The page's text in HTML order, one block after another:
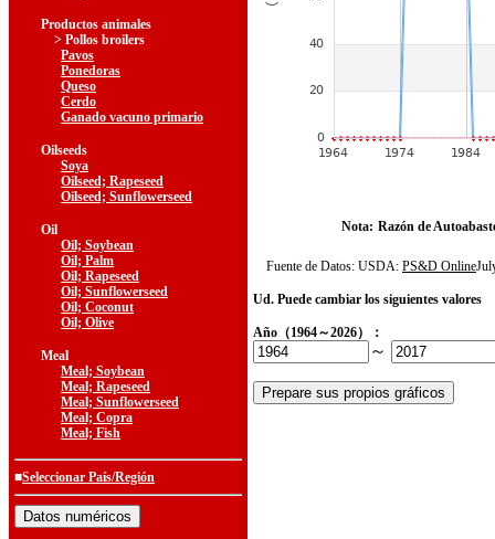
Productos animales
> Pollos broilers
Pavos
Ponedoras
Queso
Cerdo
Ganado vacuno primario
Oilseeds
Soya
Oilseed; Rapeseed
Oilseed; Sunflowerseed
Oil
Oil; Soybean
Oil; Palm
Oil; Rapeseed
Oil; Sunflowerseed
Oil; Coconut
Oil; Olive
Meal
Meal; Soybean
Meal; Rapeseed
Meal; Sunflowerseed
Meal; Copra
Meal; Fish
■Seleccionar País/Región
Nota: Razón de
Fuente de Datos: USDA: PS&D Online
Ud. Puede cambiar los siguientes valores
Año（1964～2026）：
～